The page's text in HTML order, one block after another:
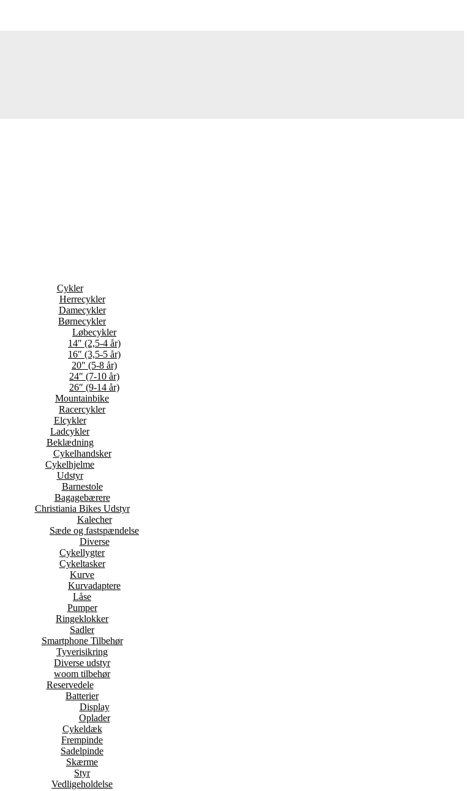
Cykler
Herrecykler
Damecykler
Børnecykler
Løbecykler
14″ (2,5-4 år)
16″ (3,5-5 år)
20″ (5-8 år)
24″ (7-10 år)
26″ (9-14 år)
Mountainbike
Racercykler
Elcykler
Ladcykler
Beklædning
Cykelhandsker
Cykelhjelme
Udstyr
Barnestole
Bagagebærere
Christiania Bikes Udstyr
Kalecher
Sæde og fastspændelse
Diverse
Cykellygter
Cykeltasker
Kurve
Kurvadaptere
Låse
Pumper
Ringeklokker
Sadler
Smartphone Tilbehør
Tyverisikring
Diverse udstyr
woom tilbehør
Reservedele
Batterier
Display
Oplader
Cykeldæk
Frempinde
Sadelpinde
Skærme
Styr
Vedligeholdelse